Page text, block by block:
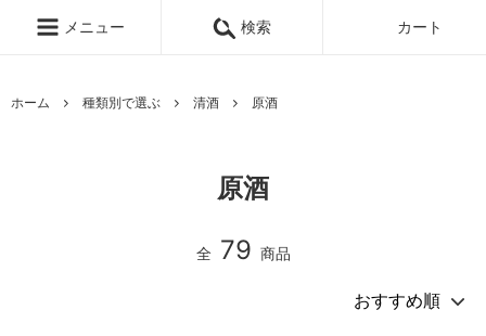
メニュー 検索 カート
ホーム 種類別で選ぶ 清酒 原酒
原酒
全 79 商品